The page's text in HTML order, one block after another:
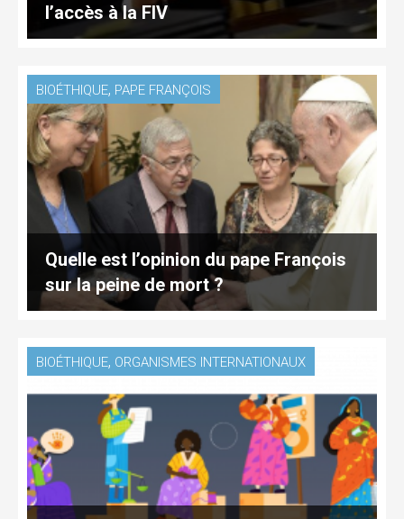
l’accès à la FIV
BIOÉTHIQUE, PAPE FRANÇOIS
Quelle est l’opinion du pape François
sur la peine de mort ?
BIOÉTHIQUE, ORGANISMES INTERNATIONAUX